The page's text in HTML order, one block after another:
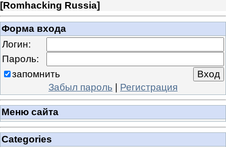
[Romhacking Russia]
Форма входа
Логин:
Пароль:
запомнить
Забыл пароль | Регистрация
Меню сайта
Categories